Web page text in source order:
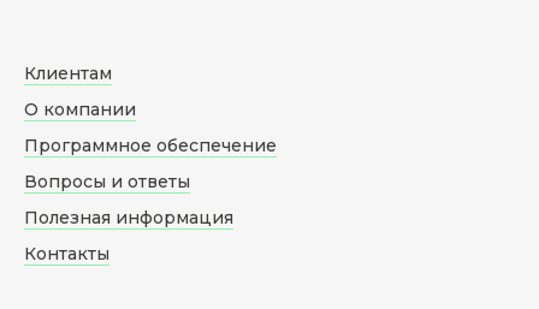
Клиентам
О компании
Программное обеспечение
Вопросы и ответы
Полезная информация
Контакты